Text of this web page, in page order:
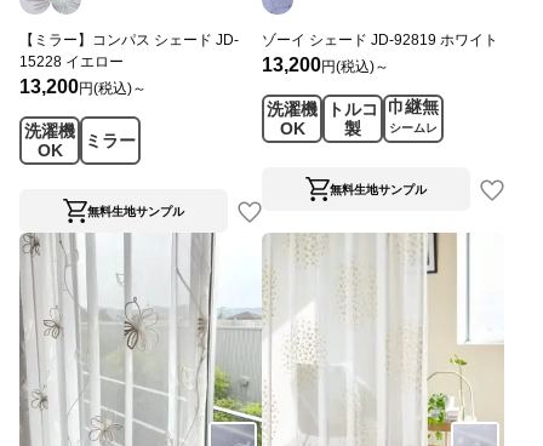
【ミラー】コンパス シェード JD-
15228 イエロー
13,200円(税込)～
洗濯機
OK
ミラー
無料生地サンプル
ゾーイ シェード JD-92819 ホワイト
13,200円(税込)～
洗濯機
OK
トルコ
製
巾継無
シームレ
ス
無料生地サンプル